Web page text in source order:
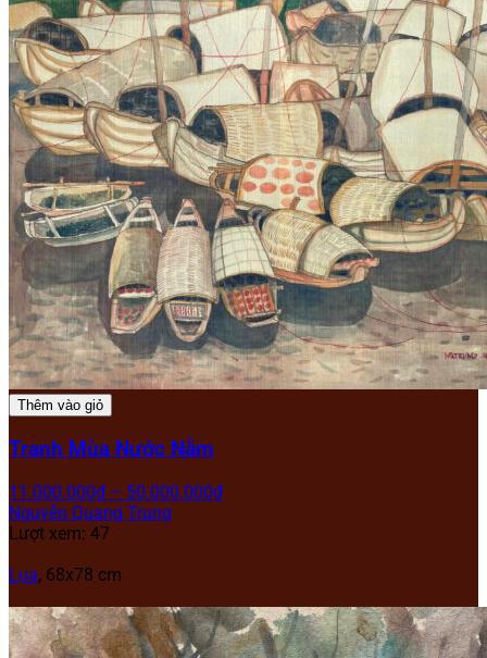
Thêm vào giỏ
Tranh Mùa Nước Nằm
11.000.000₫ – 50.000.000₫
Nguyễn Quang Trung
Lượt xem: 47
Lụa, 68x78 cm